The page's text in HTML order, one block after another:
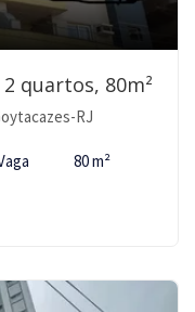
quartos, 80m²
RJ
80 m²